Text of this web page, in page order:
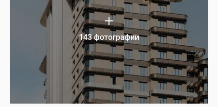
143 фотографии